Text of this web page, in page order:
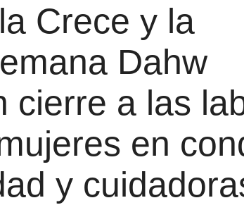
Crece y la
Dahw
cierre a las
en
y